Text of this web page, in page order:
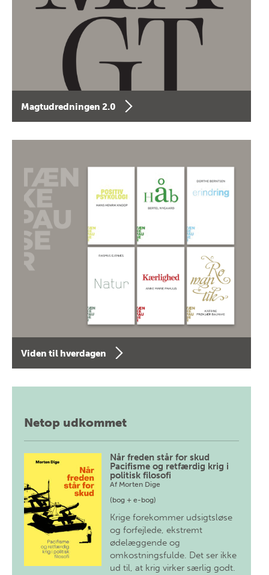
Magtudredningen 2.0
Viden til hverdagen
Netop udkommet
Når freden står for skud
Pacifisme og retfærdig krig i
politisk filosofi
Af Morten Dige
(bog + e-bog)
Krige forekommer udsigtsløse
og forfejlede, ekstremt
ødelæggende og
omkostningsfulde. Det ser ikke
ud til, at krig virker særlig godt.